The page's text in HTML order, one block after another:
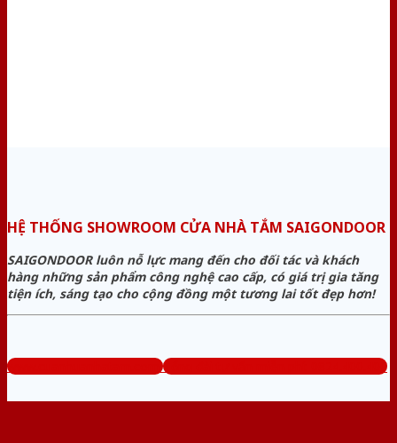
HỆ THỐNG SHOWROOM CỬA NHÀ TẮM SAIGONDOOR
SAIGONDOOR luôn nỗ lực mang đến cho đối tác và khách
hàng những sản phẩm công nghệ cao cấp, có giá trị gia tăng
tiện ích, sáng tạo cho cộng đồng một tương lai tốt đẹp hơn!
www.cuanhuanhatam.com Tổng đài tư vấn miễn phí: 0824.400.400